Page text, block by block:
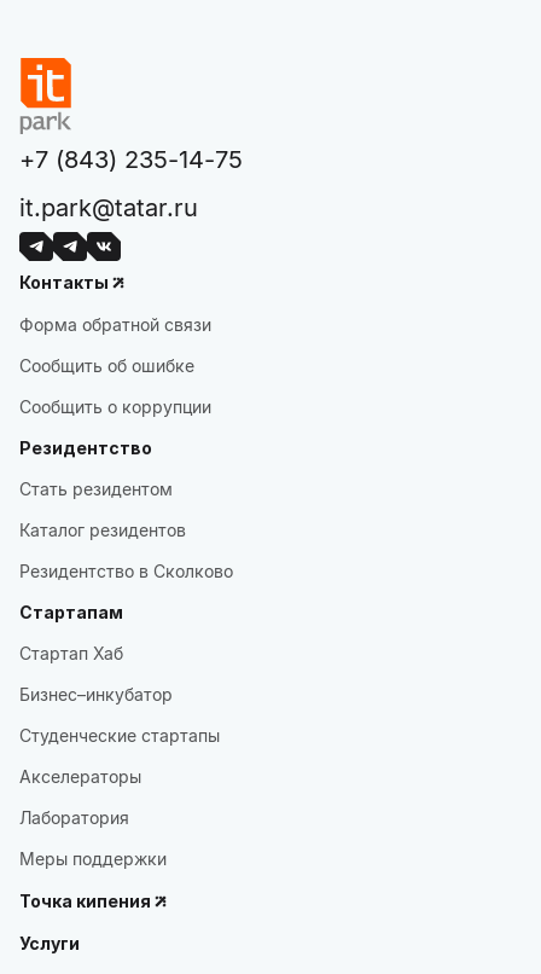
+7 (843) 235-14-75
it.park@tatar.ru
Контакты
Форма обратной связи
Сообщить об ошибке
Сообщить о коррупции
Резидентство
Стать резидентом
Каталог резидентов
Резидентство в Сколково
Стартапам
Стартап Хаб
Бизнес–инкубатор
Студенческие стартапы
Акселераторы
Лаборатория
Меры поддержки
Точка кипения
Услуги